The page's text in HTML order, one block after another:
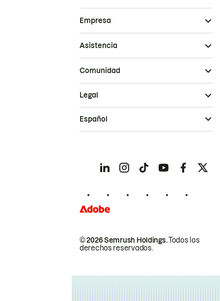
Empresa
Asistencia
Comunidad
© 2026 Semrush Holdings.Todos los
derechos reservados.
Legal
Español